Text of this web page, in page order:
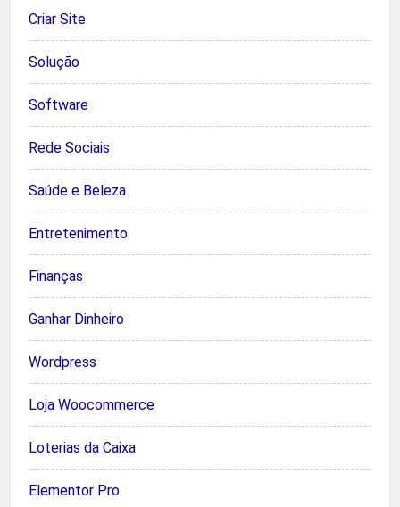
Criar Site
Solução
Software
Rede Sociais
Saúde e Beleza
Entretenimento
Finanças
Ganhar Dinheiro
Wordpress
Loja Woocommerce
Loterias da Caixa
Elementor Pro